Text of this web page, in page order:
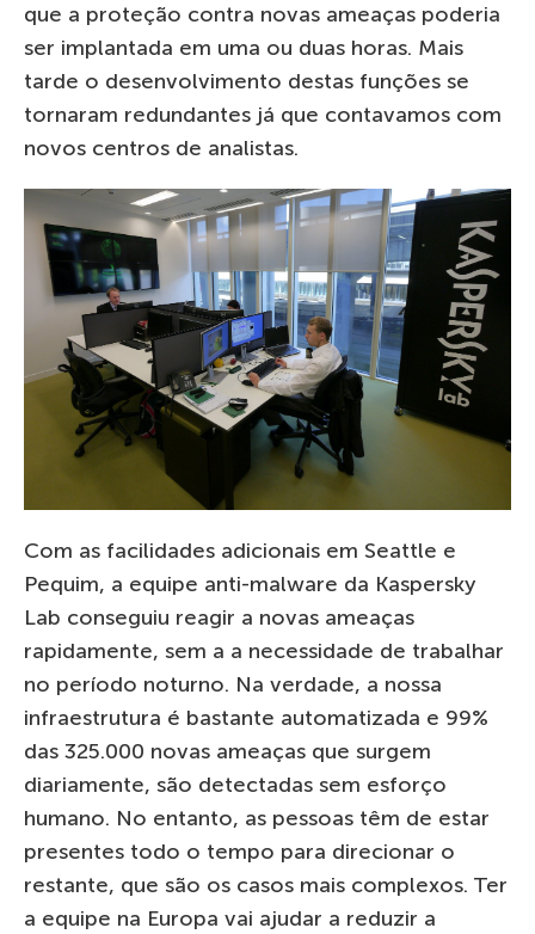
que a proteção contra novas ameaças poderia
ser implantada em uma ou duas horas. Mais
tarde o desenvolvimento destas funções se
tornaram redundantes já que contavamos com
novos centros de analistas.
Com as facilidades adicionais em Seattle e
Pequim, a equipe anti-malware da Kaspersky
Lab conseguiu reagir a novas ameaças
rapidamente, sem a a necessidade de trabalhar
no período noturno. Na verdade, a nossa
infraestrutura é bastante automatizada e 99%
das 325.000 novas ameaças que surgem
diariamente, são detectadas sem esforço
humano. No entanto, as pessoas têm de estar
presentes todo o tempo para direcionar o
restante, que são os casos mais complexos. Ter
a equipe na Europa vai ajudar a reduzir a